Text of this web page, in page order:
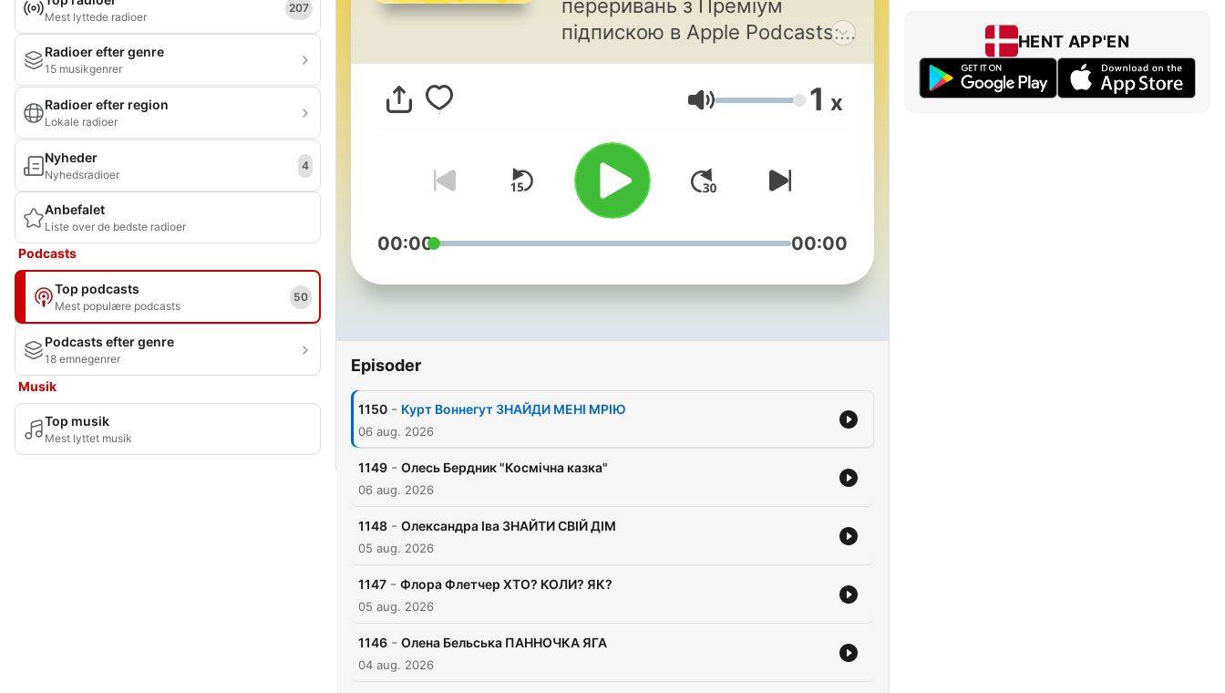
Mest lyttede radioer
207
Radioer efter genre
15 musikgenrer
Radioer efter region
Lokale radioer
Nyheder
Nyhedsradioer
4
Anbefalet
Liste over de bedste radioer
Podcasts
Top podcasts
Mest populære podcasts
50
Podcasts efter genre
18 emnegenrer
Musik
Top musik
Mest lyttet musik
переривань з Преміум
підпискою в Apple Podcasts:
https://bit.ly/a-kalidor Студія
Калідор: АУДІОКНИГИ - З
https://tydyvy.com/channel/home/DylBD04?
key=181 Слава Україні! Студія
Химера Слухай найкраще.
Українською. Світові
бестселери, класика,
містика українською мовою.
найкращих голосів.
Lydstyrke 1 x
00:00 00:00
Episoder
1150 - Курт Воннегут ЗНАЙДИ МЕНІ МРІЮ
06 aug. 2026
1149 - Олесь Бердник "Космічна казка"
06 aug. 2026
1148 - Олександра Іва ЗНАЙТИ СВІЙ ДІМ
05 aug. 2026
1147 - Флора Флетчер ХТО? КОЛИ? ЯК?
05 aug. 2026
1146 - Олена Бельська ПАННОЧКА ЯГА
04 aug. 2026
HENT APP'EN